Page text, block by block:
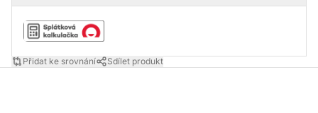
Přidat ke srovnání Sdílet produkt